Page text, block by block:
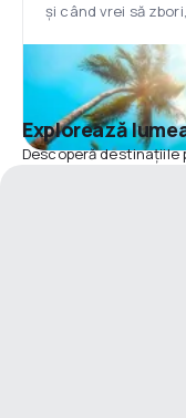
și când vrei să
Explorează
Descoperă